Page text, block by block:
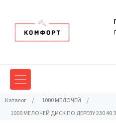
Каталог / 1000 МЕЛОЧЕЙ
/
1000 МЕЛОЧЕЙ ДИСК ПО ДЕРЕВУ 230 40